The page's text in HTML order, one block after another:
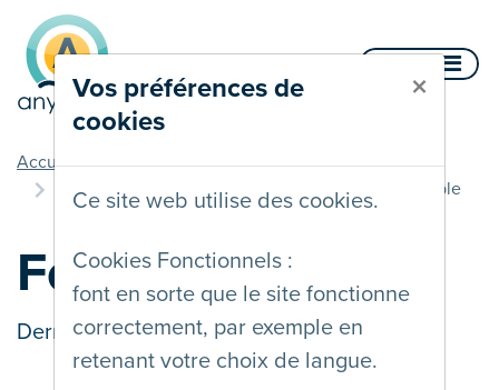
Vos préférences de
cookies
×
Ce site web utilise des cookies.
Cookies Fonctionnels :
font en sorte que le site fonctionne
correctement, par exemple en
retenant votre choix de langue.
Aller au contenu
Accueil
Documentation
Multiples méthodes d'interaction
Focus Visible
Focus Visible
Dernière mise à jour le02/08/2024